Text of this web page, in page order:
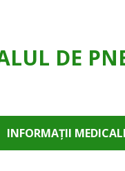
DE
INFORMAȚII